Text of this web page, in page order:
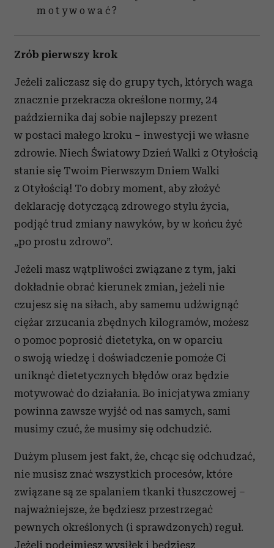
motywować?
Zrób pierwszy krok
Jeżeli zaliczasz się do grupy tych, których waga
znacznie przekracza określone normy, 24
października daj sobie najlepszy prezent
w postaci małego kroku – inwestycji we własne
zdrowie. Niech Światowy Dzień Walki z Otyłością
stanie się Twoim Pierwszym Dniem Walki
z Otyłością! To dobry moment, aby złożyć
deklarację dotyczącą zdrowego stylu życia,
podjąć trud zmiany nawyków, by w końcu żyć
„po prostu zdrowo”.
Jeżeli masz wątpliwości związane z tym, jaki
dokładnie obrać kierunek zmian, jeżeli nie
czujesz się na siłach, aby samemu udźwignąć
ciężar zrzucania zbędnych kilogramów, możesz
o pomoc poprosić dietetyka, on w oparciu
o swoją wiedzę i doświadczenie pomoże Ci
uniknąć dietetycznych błędów oraz będzie
motywować do działania. Bo inicjatywa zmiany
powinna zawsze wyjść od nas samych, sami
musimy czuć, że musimy się odchudzić.
Dużym plusem jest fakt, że, chcąc się odchudzać,
nie musisz znać wszystkich procesów, które
związane są ze spalaniem tkanki tłuszczowej –
najważniejsze, że będziesz przestrzegać
pewnych określonych (i sprawdzonych) reguł.
Jeżeli podejmiesz wysiłek i będziesz